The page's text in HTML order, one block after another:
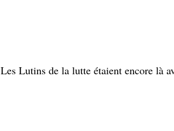
Les Lutins de la lutte étaient encore là